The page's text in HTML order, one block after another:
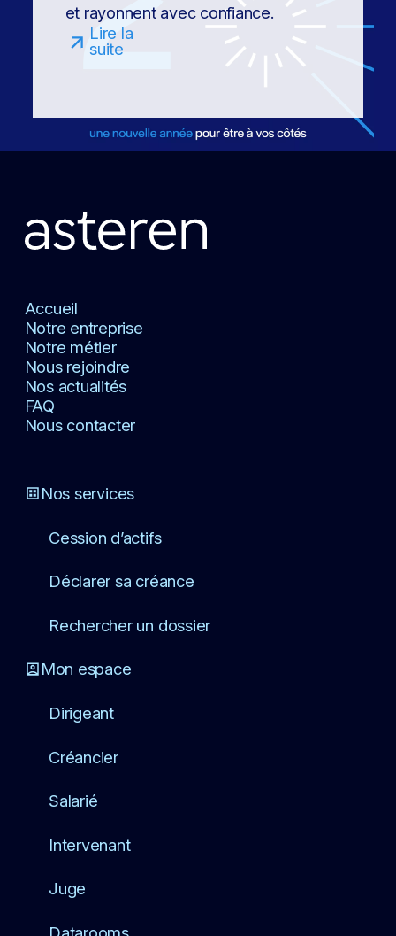
et rayonnent avec confiance.
Lire la
suite
Accueil
Notre entreprise
Notre métier
Nous rejoindre
Nos actualités
FAQ
Nous contacter
Nos services
Cession d’actifs
Déclarer sa créance
Rechercher un dossier
Mon espace
Dirigeant
Créancier
Salarié
Intervenant
Juge